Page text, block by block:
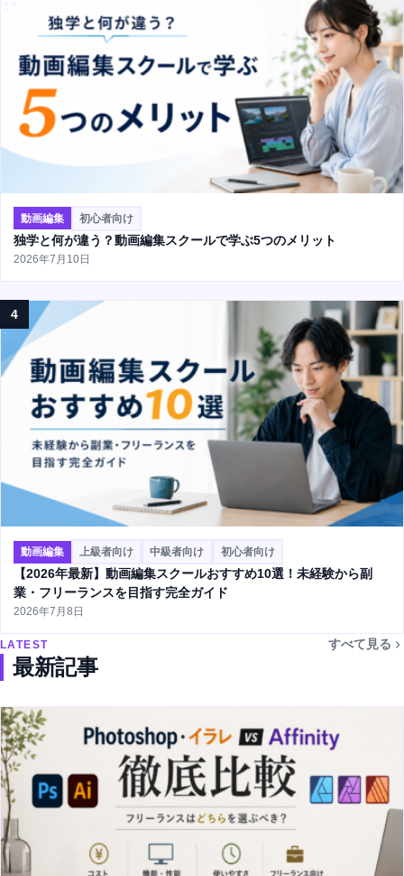
動画編集 初心者向け
独学と何が違う？動画編集スクールで学ぶ5つのメリット
2026年7月10日
4
AD
動画編集 上級者向け 中級者向け 初心者向け
【2026年最新】動画編集スクールおすすめ10選！未経験から副
業・フリーランスを目指す完全ガイド
2026年7月8日
LATEST
最新記事
すべて見る